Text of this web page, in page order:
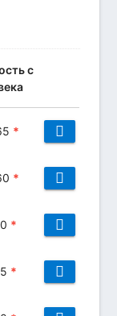
с
*
*
*
*